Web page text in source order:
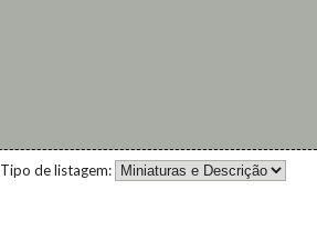
Tipo de listagem: